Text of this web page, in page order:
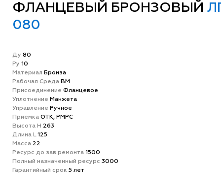
ФЛАНЦЕВЫЙ БРОНЗОВЫЙ
080
Ду 80
Ру 10
Матeриал Бронза
Рабочая Среда ВМ
Присоединение Фланцевое
Уплотнение Манжета
Управление Ручное
Приемка ОТК, РМРС
Высота H 263
Длина L125
Масса 22
Ресурс до зав.ремонта 1500
Полный назначенный ресурс 3000
Гарантийный срок 5 лет